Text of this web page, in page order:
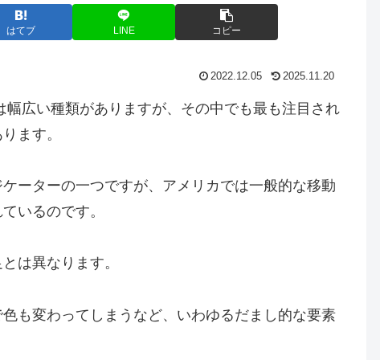
はてブ LINE コピー
2022.12.05 2025.11.20
広い種類がありますが、その中でも最も注目され
ます。
ーターの一つですが、アメリカでは一般的な移動
いるのです。
は異なります。
も変わってしまうなど、いわゆるだまし的な要素